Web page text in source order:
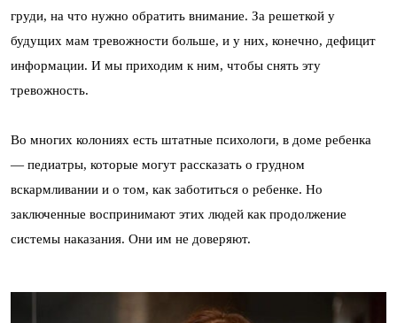
груди, на что нужно обратить внимание. За решеткой у
будущих мам тревожности больше, и у них, конечно, дефицит
информации. И мы приходим к ним, чтобы снять эту
тревожность.
Во многих колониях есть штатные психологи, в доме ребенка
— педиатры, которые могут рассказать о грудном
вскармливании и о том, как заботиться о ребенке. Но
заключенные воспринимают этих людей как продолжение
системы наказания. Они им не доверяют.